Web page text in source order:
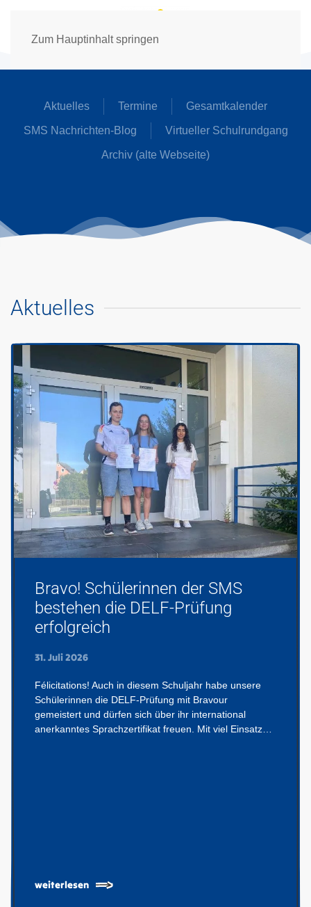
Zum Hauptinhalt springen
Aktuelles Termine Gesamtkalender
SMS Nachrichten-Blog Virtueller Schulrundgang
Archiv (alte Webseite)
Aktuelles
Bravo! Schülerinnen der SMS
bestehen die DELF-Prüfung
erfolgreich
31. Juli 2026
Félicitations! Auch in diesem Schuljahr habe unsere
Schülerinnen die DELF-Prüfung mit Bravour
gemeistert und dürfen sich über ihr international
anerkanntes Sprachzertifikat freuen. Mit viel Einsatz…
weiterlesen